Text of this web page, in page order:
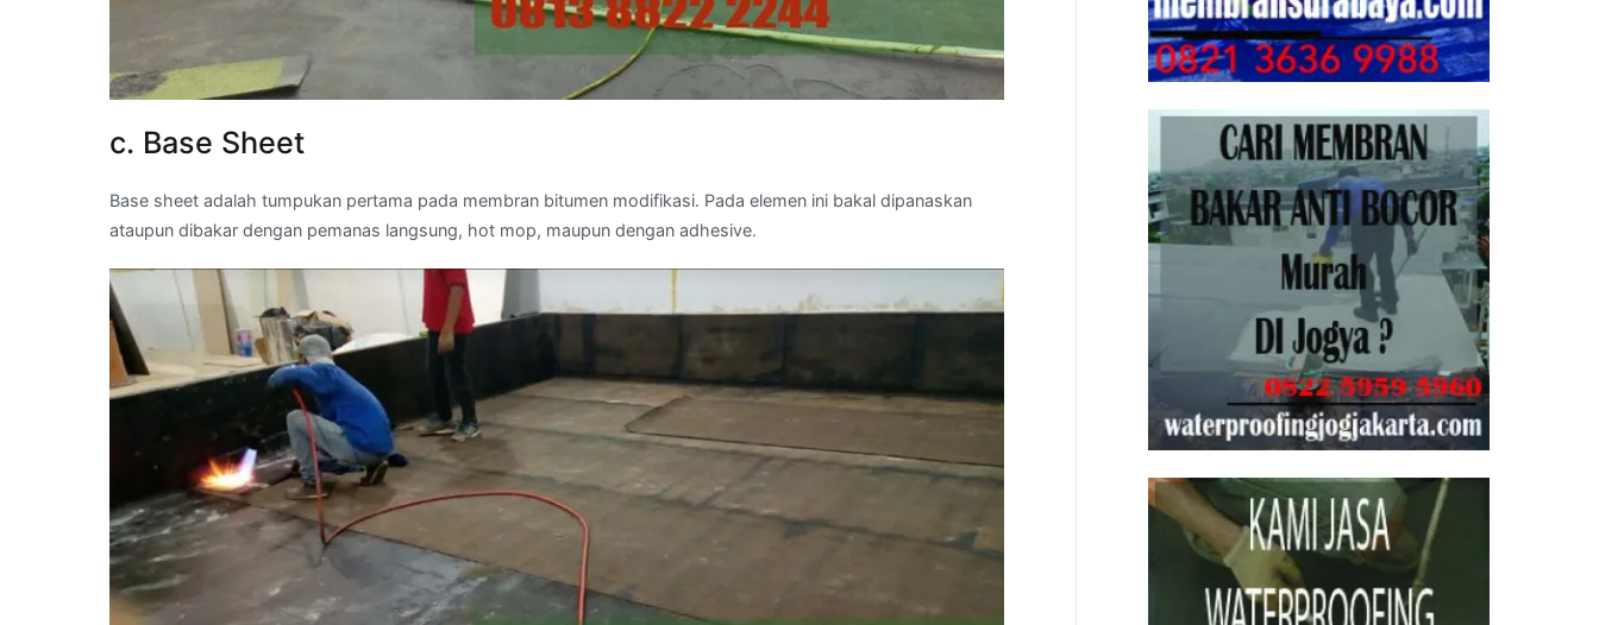
c. Base Sheet
Base sheet adalah tumpukan pertama pada membran bitumen modifikasi. Pada elemen ini bakal dipanaskan
ataupun dibakar dengan pemanas langsung, hot mop, maupun dengan adhesive.